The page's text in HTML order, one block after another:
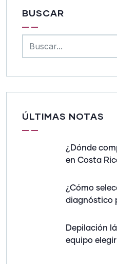
BUSCAR
ÚLTIMAS NOTAS
¿Dónde
en Costa
¿Cómo
diagnóstico
Depilación
equipo